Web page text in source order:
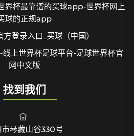
界杯最靠谱的买球app-世界杯网上
球的正规app
方登录入口_买球（中国）
上世界杯足球平台-足球世界杯官
网中文版
找到我们
市琴藏山谷330号